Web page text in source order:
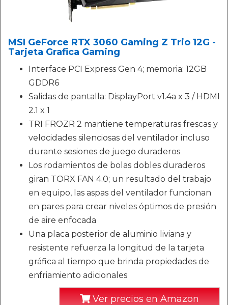
MSI GeForce RTX 3060 Gaming Z Trio 12G -
Tarjeta Grafica Gaming
Interface PCI Express Gen 4; memoria: 12GB
GDDR6
Salidas de pantalla: DisplayPort v1.4a x 3 / HDMI
2.1 x 1
TRI FROZR 2 mantiene temperaturas frescas y
velocidades silenciosas del ventilador incluso
durante sesiones de juego duraderos
Los rodamientos de bolas dobles duraderos
giran TORX FAN 4.0; un resultado del trabajo
en equipo, las aspas del ventilador funcionan
en pares para crear niveles óptimos de presión
de aire enfocada
Una placa posterior de aluminio liviana y
resistente refuerza la longitud de la tarjeta
gráfica al tiempo que brinda propiedades de
enfriamiento adicionales
Ver precios en Amazon